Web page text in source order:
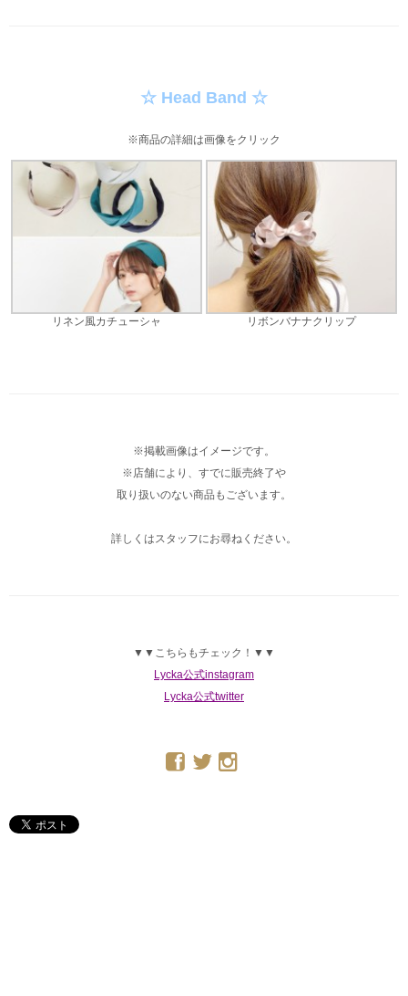
☆ Head Band ☆
※商品の詳細は画像をクリック
リネン風カチューシャ リボンバナナクリップ
※掲載画像はイメージです。
※店舗により、すでに販売終了や
取り扱いのない商品もございます。
詳しくはスタッフにお尋ねください。
▼▼こちらもチェック！▼▼
Lycka公式instagram
Lycka公式twitter